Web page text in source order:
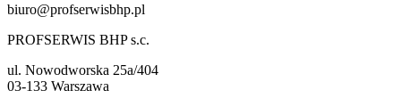
biuro@profserwisbhp.pl
PROFSERWIS BHP s.c.
ul. Nowodworska 25a/404
03-133 Warszawa